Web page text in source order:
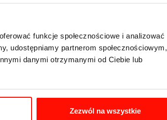
funkcje społecznościowe i analizować
udostępniamy partnerom społecznościowym,
danymi otrzymanymi od Ciebie lub
Zezwól na wszystkie
Prywatności